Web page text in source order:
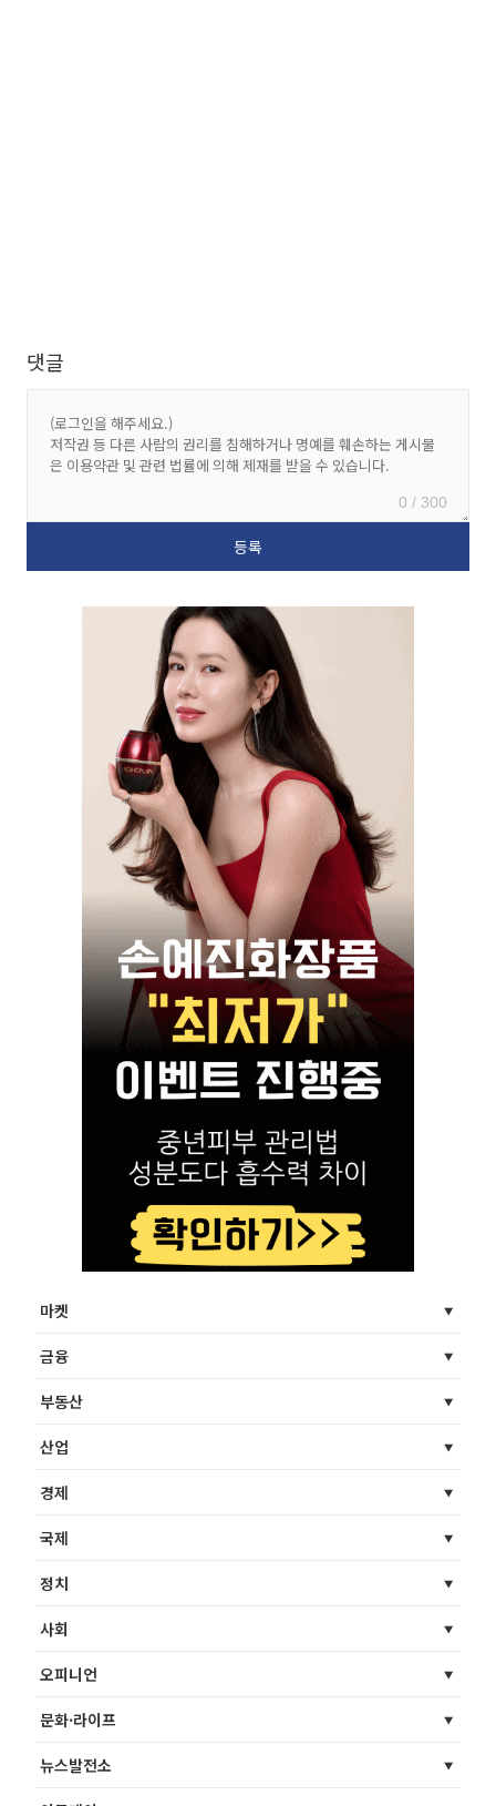
댓글
0 / 300
마켓
금융
부동산
산업
경제
국제
정치
사회
오피니언
문화·라이프
뉴스발전소